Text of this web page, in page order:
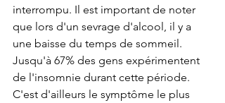
interrompu. Il est important de noter
que lors d'un sevrage d'alcool, il y a
une baisse du temps de sommeil.
Jusqu'à 67% des gens expérimentent
de l'insomnie durant cette période.
C'est d'ailleurs le symptôme le plus